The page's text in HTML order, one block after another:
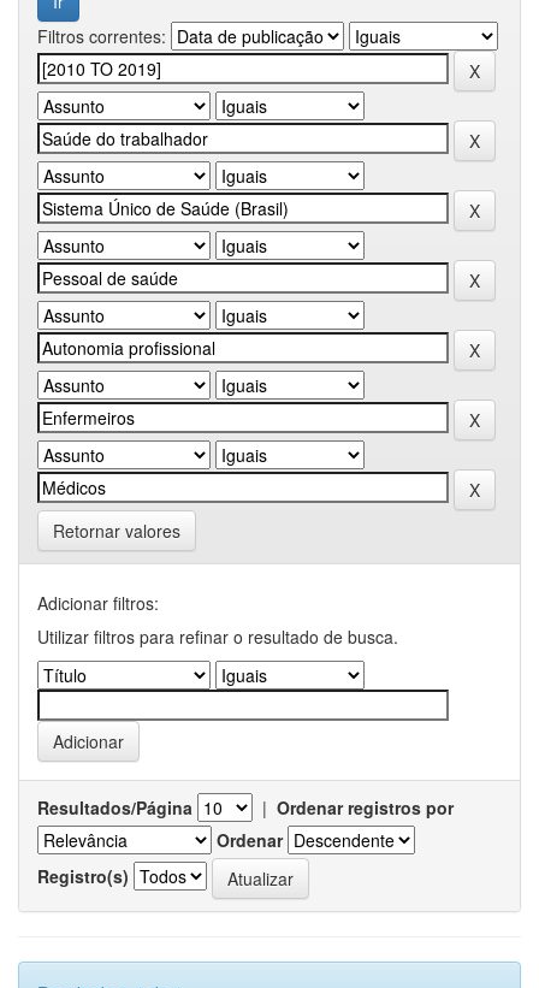
Filtros correntes:
Retornar valores
Adicionar filtros:
Utilizar filtros para refinar o resultado de busca.
Resultados/Página | Ordenar registros por
Ordenar
Registro(s)